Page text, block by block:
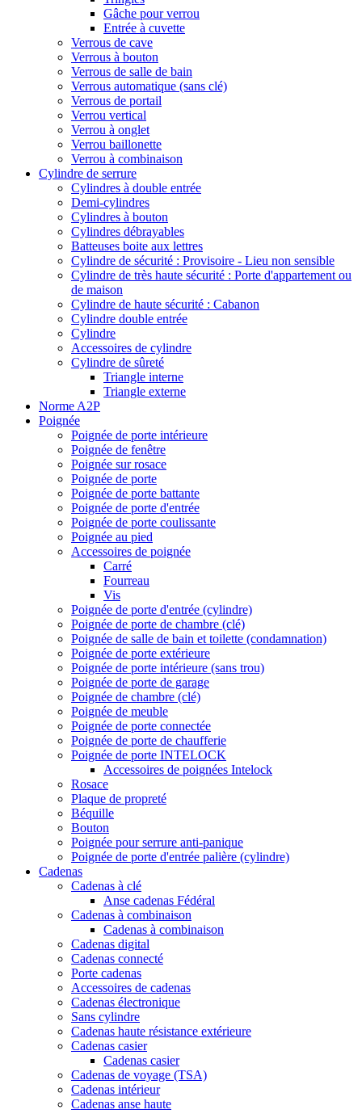
Gâche pour verrou
Entrée à cuvette
Verrous de cave
Verrous à bouton
Verrous de salle de bain
Verrous automatique (sans clé)
Verrous de portail
Verrou vertical
Verrou à onglet
Verrou baillonette
Verrou à combinaison
Cylindre de serrure
Cylindres à double entrée
Demi-cylindres
Cylindres à bouton
Cylindres débrayables
Batteuses boite aux lettres
Cylindre de sécurité : Provisoire - Lieu non sensible
Cylindre de très haute sécurité : Porte d'appartement ou
de maison
Cylindre de haute sécurité : Cabanon
Cylindre double entrée
Cylindre
Accessoires de cylindre
Cylindre de sûreté
Triangle interne
Triangle externe
Norme A2P
Poignée
Poignée de porte intérieure
Poignée de fenêtre
Poignée sur rosace
Poignée de porte
Poignée de porte battante
Poignée de porte d'entrée
Poignée de porte coulissante
Poignée au pied
Accessoires de poignée
Carré
Fourreau
Vis
Poignée de porte d'entrée (cylindre)
Poignée de porte de chambre (clé)
Poignée de salle de bain et toilette (condamnation)
Poignée de porte extérieure
Poignée de porte intérieure (sans trou)
Poignée de porte de garage
Poignée de chambre (clé)
Poignée de meuble
Poignée de porte connectée
Poignée de porte de chaufferie
Poignée de porte INTELOCK
Accessoires de poignées Intelock
Rosace
Plaque de propreté
Béquille
Bouton
Poignée pour serrure anti-panique
Poignée de porte d'entrée palière (cylindre)
Cadenas
Cadenas à clé
Anse cadenas Fédéral
Cadenas à combinaison
Cadenas à combinaison
Cadenas digital
Cadenas connecté
Porte cadenas
Accessoires de cadenas
Cadenas électronique
Sans cylindre
Cadenas haute résistance extérieure
Cadenas casier
Cadenas casier
Cadenas de voyage (TSA)
Cadenas intérieur
Cadenas anse haute